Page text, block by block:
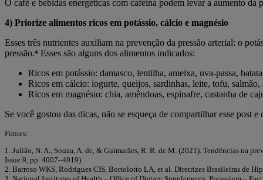
O café e bebidas energéticas com cafeína podem levar a aumento da
4) Priorize alimentos ricos em potássio, cálcio e magnésio
Esses três nutrientes auxiliam na prevenção da pressão arterial: o
pressão.⁴ Esses são alguns dos alimentos indicados:
Ricos em potássio: damasco, lentilha, ameixa, uva-passa,
Ricos em cálcio: iogurte, queijos, sardinhas, leite, tofu,
Ricos em magnésio: chia, amêndoas, espinafre, castanha de
Se você gostou das dicas, não se esqueça de compartilhar esse post
Fontes:
1. Julião, N. A., Souza, A. de, & Guimarães, R. R. de M. (2021). Tendências na
Issue 9, pp. 4007–4019).
2. Barroso WKS, Rodrigues CIS, Bortolotto LA, et al. Diretrizes Brasileiras de